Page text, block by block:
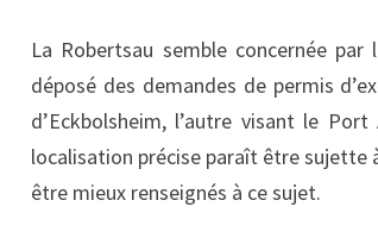
La Robertsau semble concernée
déposé des demandes de permis
d’Eckbolsheim, l’autre visant le
localisation précise paraît être
être mieux renseignés à ce sujet.